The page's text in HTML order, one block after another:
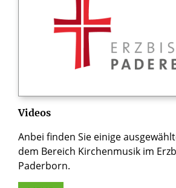
Videos
Anbei finden Sie einige
dem Bereich Kirchenmusik im
Paderborn.